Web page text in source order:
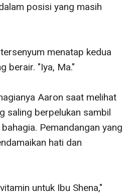
posisi yang masih
menatap kedua
berair. "Iya, Ma."
Aaron saat melihat
saling berpelukan sambil
Pemandangan yang
hati dan
untuk Ibu Shena,"